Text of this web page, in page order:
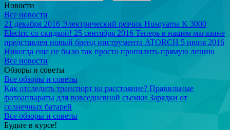
Новости
Все новости
21 декабря 2016 Электрический резчик Husqvarna K 3000
Electric со скидкой! 25 сентября 2016 Теперь в нашем магазине
представлен новый бренд инструмента ATORCH 5 июня 2016
Никогда еще не было так просто пропилить прямую линию
Все новости
Обзоры и советы
Все обзоры и советы
Как отследить транспорт на расстояние? Правильные
фотоаппараты для повседневной съемки Зарядки от
солнечных батарей
Все обзоры и советы
Будьте в курсе!